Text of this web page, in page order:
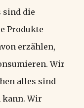
sind die
Produkte
erzählen,
Wir
alles sind
kann. Wir